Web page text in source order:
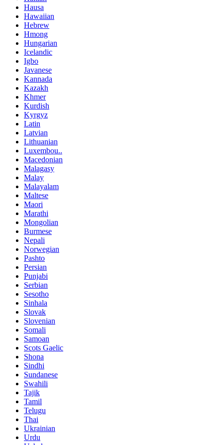
Hausa
Hawaiian
Hebrew
Hmong
Hungarian
Icelandic
Igbo
Javanese
Kannada
Kazakh
Khmer
Kurdish
Kyrgyz
Latin
Latvian
Lithuanian
Luxembou..
Macedonian
Malagasy
Malay
Malayalam
Maltese
Maori
Marathi
Mongolian
Burmese
Nepali
Norwegian
Pashto
Persian
Punjabi
Serbian
Sesotho
Sinhala
Slovak
Slovenian
Somali
Samoan
Scots Gaelic
Shona
Sindhi
Sundanese
Swahili
Tajik
Tamil
Telugu
Thai
Ukrainian
Urdu